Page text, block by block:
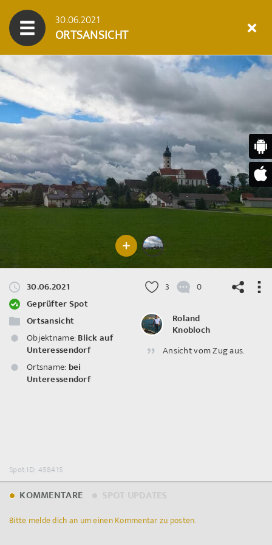
30.06.2021
ORTSANSICHT
30.06.2021
Geprüfter Spot
Ortsansicht
Objektname: Blick auf
Unteressendorf
Ortsname: bei
Unteressendorf
3 0
Roland
Knobloch
Ansicht vom Zug aus.
Spot ID: 458415
KOMMENTARE
Bitte melde dich an um einen Kommentar zu posten.
©OpenStreetMapcontributors.